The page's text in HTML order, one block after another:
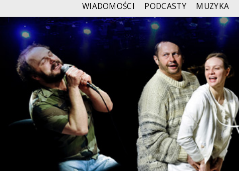
WIADOMOŚCI PODCASTY MUZYKA